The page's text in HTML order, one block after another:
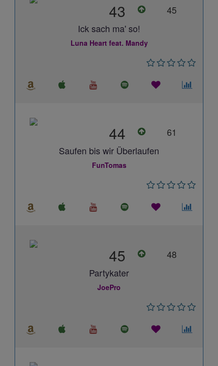
43
45
Ick sach ma' so!
Luna Heart feat. Mandy
44
61
Saufen bis wir Überlaufen
FunTomas
45
48
Partykater
JoePro